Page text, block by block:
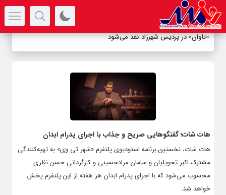
«تاوان» در پردیس شهرزاد نقد می‌شود
هات شات؛ گفتگوهایی صریح و جذاب با اجرای پدرام ابدان
هات شات، نخستین برنامه استودیوی پلتفرم «شهر تی وی» به تهیه‌کنندگی
مشترک اکبر تحویلیان و سامان مرادحسینی و کارگردانی حسن نظری
محسوب می‌شود که با اجرای پدرام ابدان هر هفته از این پلتفرم پخش
خواهد شد.